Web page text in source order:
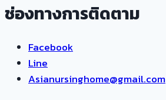
ช่องทางการติดตาม
Facebook
Line
Asianursinghome@gmail.com